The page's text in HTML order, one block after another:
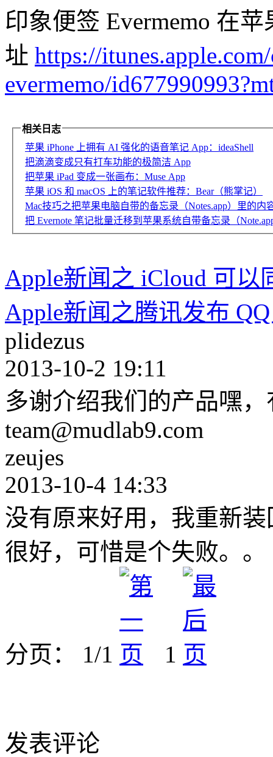
印象便签 Evermemo 在
址 https://
evermemo/
相关日志
苹果 iPhone 上拥有 AI 强化的语音笔记 App：ideaShell
把滴滴变成只有打车功能的极简洁 App
把苹果 iPad 变成一张画布：Muse App
苹果 iOS 和 macOS 上的笔记软件推荐：Bear（熊掌记）
Mac技巧之把苹果电脑自带的备忘录（Notes.app）里的
把 Evernote 笔记批量迁移到苹果系统自带备忘录（
Apple新闻之 iCloud 可以
Apple新闻之腾讯发布
plidezus
2013-10-2 19:11
多谢介绍我们的产品嘿
team@mudlab9.com
zeujes
2013-10-4 14:33
没有原来好用，我重新
很好，可惜是个失败。。
分页： 1/1 1
发表评论